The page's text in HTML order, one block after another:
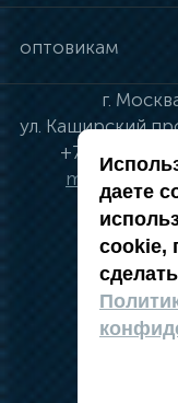
оптовикам
г.
ул. Каширский
+7 (495) 134-
даете
cookie,